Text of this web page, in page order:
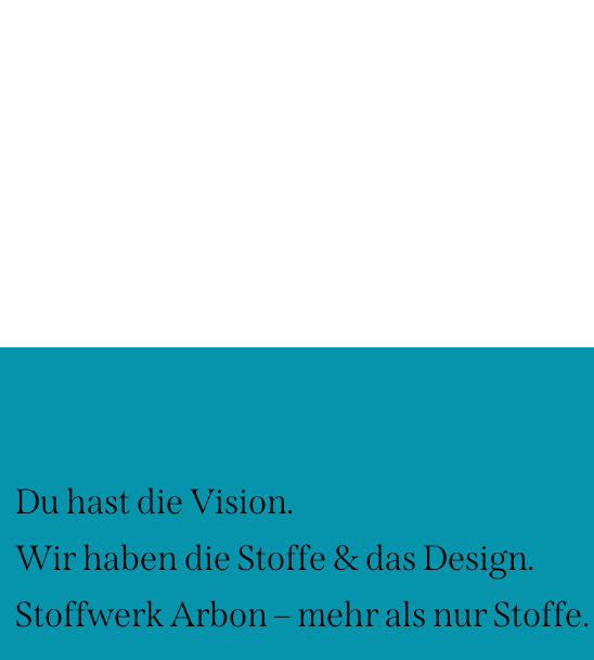
Du hast die Vision.
Wir haben die Stoffe & das Design.
Stoffwerk Arbon – mehr als nur Stoffe.